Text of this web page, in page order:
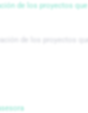
de los proyectos que